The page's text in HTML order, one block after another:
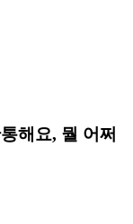
해요, 뭘 어쩌